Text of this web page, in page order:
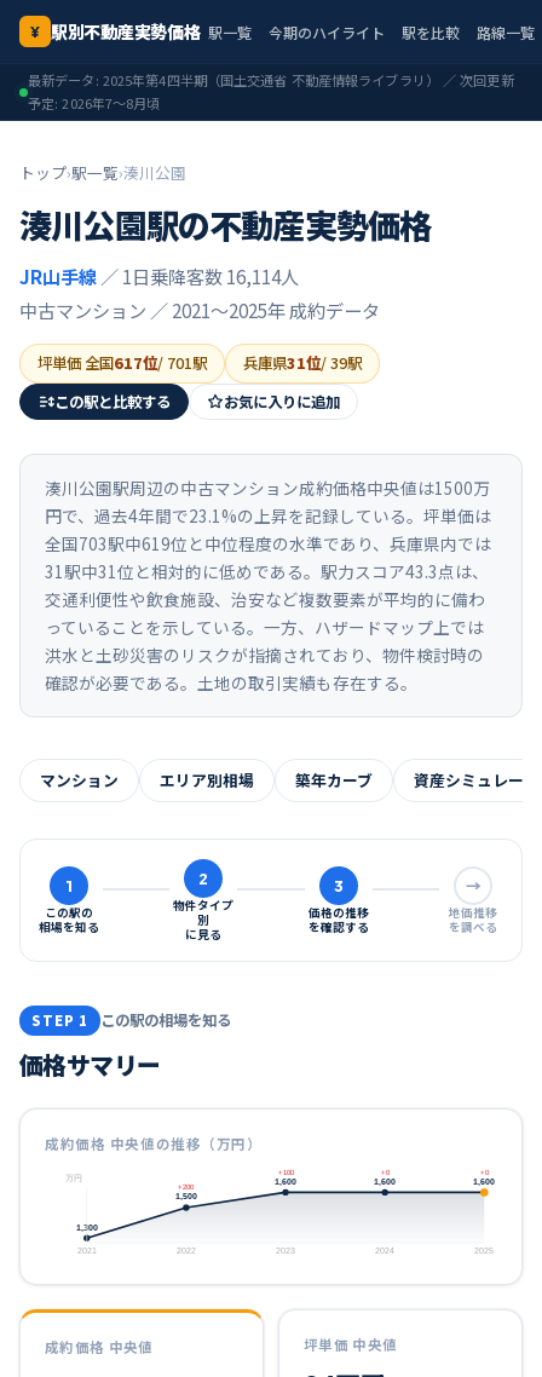
¥ 駅別不動産実勢価格 駅一覧 今期のハイライト 駅を比較 路線一覧
最新データ: 2025年第4四半期（国土交通省 不動産情報ライブラリ） ／ 次回更新
予定:2026年7〜8月頃
トップ›駅一覧›湊川公園
湊川公園駅の不動産実勢価格
JR山手線 ／ 1日乗降客数 16,114人
中古マンション ／2021〜2025年成約データ
坪単価 全国617位/ 701駅 兵庫県31位/39駅
この駅と比較する
お気に入りに追加
湊川公園駅周辺の中古マンション成約価格中央値は1500万
円で、過去4年間で23.1%の上昇を記録している。坪単価は
全国703駅中619位と中位程度の水準であり、兵庫県内では
31駅中31位と相対的に低めである。駅力スコア43.3点は、
交通利便性や飲食施設、治安など複数要素が平均的に備わ
っていることを示している。一方、ハザードマップ上では
洪水と土砂災害のリスクが指摘されており、物件検討時の
確認が必要である。土地の取引実績も存在する。
マンション エリア別相場 築年カーブ 資産シミュレー
1
この駅の
相場を知る
2
物件タイプ
別
に見る
3
価格の推移
を確認する
→
地価推移
を調べる
STEP 1 この駅の相場を知る
価格サマリー
成約価格 中央値の推移（万円）
万円
1,300
2021
1,500
+200
2022
1,600
+100
2023
1,600
+0
2024
1,600
+0
2025
成約価格 中央値 坪単価 中央値